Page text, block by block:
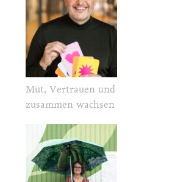
Mut, Vertrauen und
zusammen wachsen